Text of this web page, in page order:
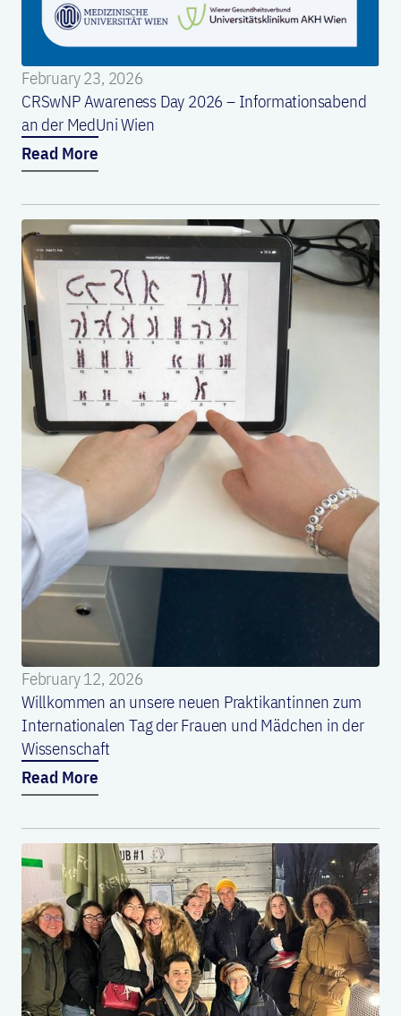
February 23, 2026
CRSwNP Awareness Day 2026 – Informationsabend
an der MedUni Wien
Read More
February 12, 2026
Willkommen an unsere neuen Praktikantinnen zum
Internationalen Tag der Frauen und Mädchen in der
Wissenschaft
Read More